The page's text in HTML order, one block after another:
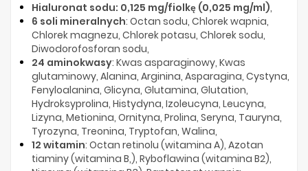
Hialuronat sodu: 0,125 mg/fiolkę (0,025 mg/ml),
6 soli mineralnych: Octan sodu, Chlorek wapnia,
Chlorek magnezu, Chlorek potasu, Chlorek sodu,
Diwodorofosforan sodu,
24 aminokwasy: Kwas asparaginowy, Kwas
glutaminowy, Alanina, Arginina, Asparagina, Cystyna,
Fenyloalanina, Glicyna, Glutamina, Glutation,
Hydroksyprolina, Histydyna, Izoleucyna, Leucyna,
Lizyna, Metionina, Ornityna, Prolina, Seryna, Tauryna,
Tyrozyna, Treonina, Tryptofan, Walina,
12 witamin: Octan retinolu (witamina A), Azotan
tiaminy (witamina B,), Ryboflawina (witamina B2),